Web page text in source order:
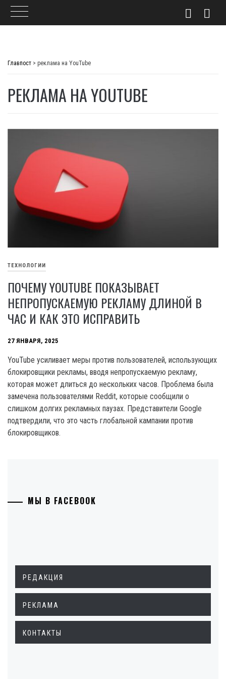
Главпост > реклама на YouTube
РЕКЛАМА НА YOUTUBE
ТЕХНОЛОГИИ
ПОЧЕМУ YOUTUBE ПОКАЗЫВАЕТ
НЕПРОПУСКАЕМУЮ РЕКЛАМУ ДЛИНОЙ В
ЧАС И КАК ЭТО ИСПРАВИТЬ
27 ЯНВАРЯ, 2025
YouTube усиливает меры против пользователей, использующих
блокировщики рекламы, вводя непропускаемую рекламу,
которая может длиться до нескольких часов. Проблема была
замечена пользователями Reddit, которые сообщили о
слишком долгих рекламных паузах. Представители Google
подтвердили, что это часть глобальной кампании против
блокировщиков.
МЫ В FACEBOOK
РЕДАКЦИЯ
РЕКЛАМА
КОНТАКТЫ